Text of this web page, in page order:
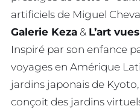
artificiels de Miguel
Galerie Keza & L’art vues
Inspiré par son enfance
voyages en Amérique
jardins japonais de
conçoit des jardins